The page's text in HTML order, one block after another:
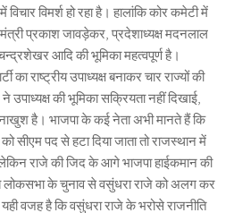
विचार विमर्श हो रहा है। हालांकि कोर कमेटी में
प्रकाश जावड़ेकर, प्रदेशाध्यक्ष मदनलाल
आदि की भूमिका महत्वपूर्ण है।
का राष्ट्रीय उपाध्यक्ष बनाकर चार राज्यों की
उपाध्यक्ष की भूमिका सक्रियता नहीं दिखाई,
है। भाजपा के कई नेता अभी मानते हैं कि
सीएम पद से हटा दिया जाता तो राजस्थान में
राजे की जिद के आगे भाजपा हाईकमान की
लोकसभा के चुनाव से वसुंधरा राजे को अलग कर
वजह है कि वसुंधरा राजे के भरोसे राजनीति